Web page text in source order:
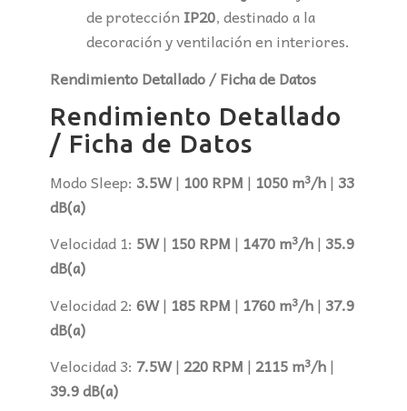
de protección IP20, destinado a la
decoración y ventilación en interiores.
Rendimiento Detallado / Ficha de Datos
Rendimiento Detallado
/ Ficha de Datos
Modo Sleep: 3.5W| 100 RPM | 1050 m³/h| 33
dB(a)
Velocidad 1: 5W| 150 RPM | 1470 m³/h| 35.9
dB(a)
Velocidad 2: 6W| 185 RPM | 1760 m³/h| 37.9
dB(a)
Velocidad 3: 7.5W| 220 RPM | 2115 m³/h|
39.9 dB(a)